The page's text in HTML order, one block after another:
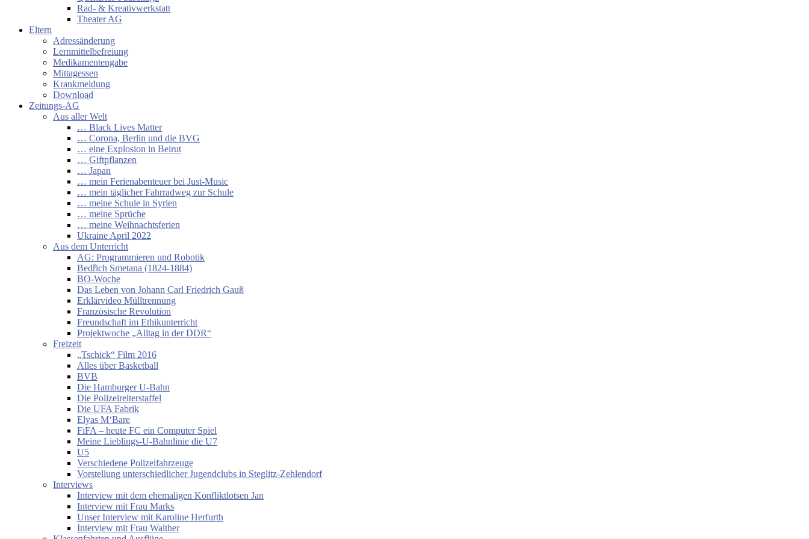
Rad- & Kreativwerkstatt
Theater AG
Eltern
Adressänderung
Lernmittelbefreiung
Medikamentengabe
Mittagessen
Krankmeldung
Download
Zeitungs-AG
Aus aller Welt
… Black Lives Matter
… Corona, Berlin und die BVG
… eine Explosion in Beirut
… Giftpflanzen
… Japan
… mein Ferienabenteuer bei Just-Music
… mein täglicher Fahrradweg zur Schule
… meine Schule in Syrien
… meine Sprüche
… meine Weihnachtsferien
Ukraine April 2022
Aus dem Unterricht
AG: Programmieren und Robotik
Bedřich Smetana (1824-1884)
BO-Woche
Das Leben von Johann Carl Friedrich Gauß
Erklärvideo Mülltrennung
Französische Revolution
Freundschaft im Ethikunterricht
Projektwoche „Alltag in der DDR“
Freizeit
„Tschick“ Film 2016
Alles über Basketball
BVB
Die Hamburger U-Bahn
Die Polizeireiterstaffel
Die UFA Fabrik
Elyas M‘Bare
FiFA – heute FC ein Computer Spiel
Meine Lieblings-U-Bahnlinie die U7
U5
Verschiedene Polizeifahrzeuge
Vorstellung unterschiedlicher Jugendclubs in Steglitz-Zehlendorf
Interviews
Interview mit dem ehemaligen Konfliktlotsen Jan
Interview mit Frau Marks
Unser Interview mit Karoline Herfurth
Interview mit Frau Walther